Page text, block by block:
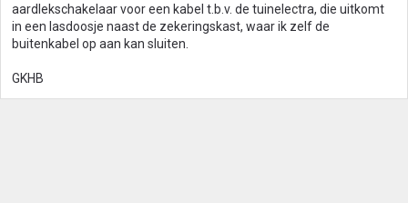
aardlekschakelaar voor een kabel t.b.v. de tuinelectra, die uitkomt
in een lasdoosje naast de zekeringskast, waar ik zelf de
buitenkabel op aan kan sluiten.
GKHB